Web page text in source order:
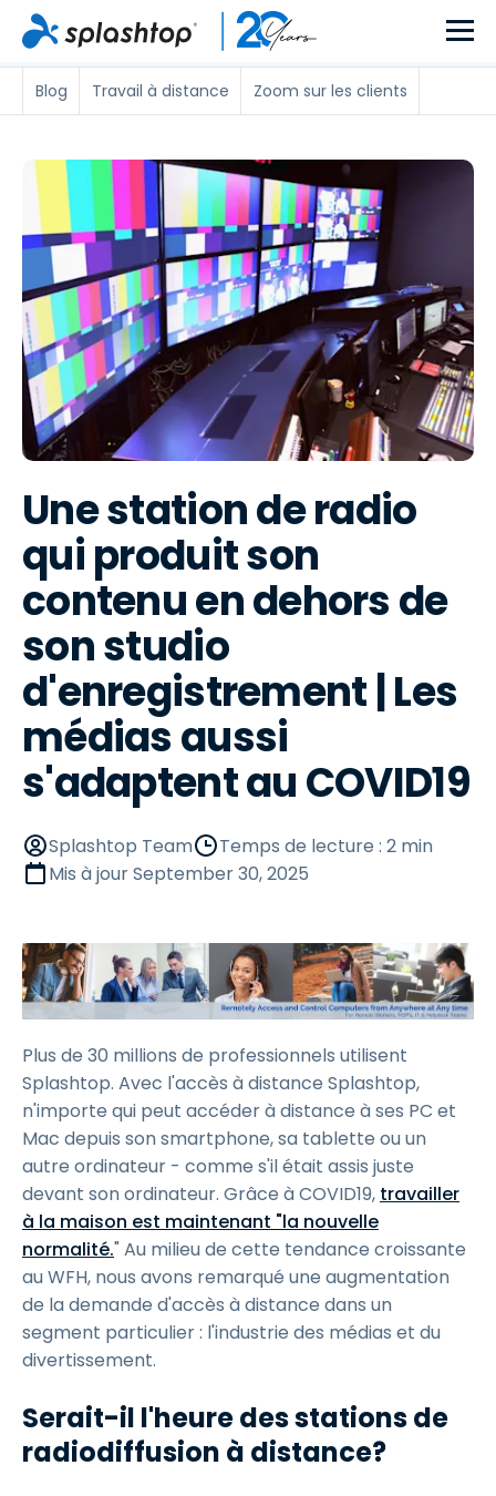
Blog Travail à distance Zoom sur les clients
Une station de radio
qui produit son
contenu en dehors de
son studio
d'enregistrement | Les
médias aussi
s'adaptent au COVID19
Splashtop Team
Temps de lecture : 2 min
Mis à jourSeptember 30, 2025
Plus de 30 millions de professionnels utilisent
Splashtop. Avec l'accès à distance Splashtop,
n'importe qui peut accéder à distance à ses PC et
Mac depuis son smartphone, sa tablette ou un
autre ordinateur - comme s'il était assis juste
devant son ordinateur. Grâce à COVID19, travailler
à la maison est maintenant "la nouvelle
normalité." Au milieu de cette tendance croissante
au WFH, nous avons remarqué une augmentation
de la demande d'accès à distance dans un
segment particulier : l'industrie des médias et du
divertissement.
Serait-il l'heure des stations de
radiodiffusion à distance?